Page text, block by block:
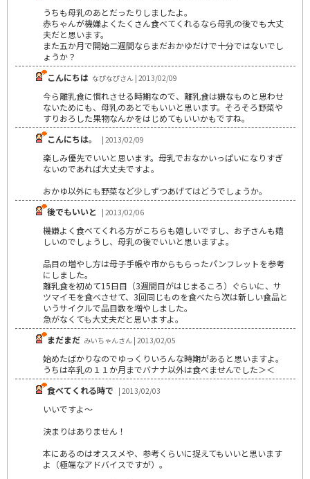
うちも母乳のあとだったりしましたよ。
赤ちゃんが機嫌よくたくさん食べてくれるなら母乳の後でも大丈
夫だと思います。
また五か月で開始二週間ならまだおかゆだけで十分ではないでし
ょうか？
こんにちは なぴなぴさん | 2013/02/09
今ら離乳食に慣れさせる時期なので、離乳食は嫌なものと思わせ
ないためにも、母乳のあとでもいいと思います。そろそろ野菜や
すりおろした果物なんかをはじめてもいいかもですね。
こんにちは。
| 2013/02/09
楽しみ優先でいいと思います。母乳でおなかいっぱいになりすぎ
ないのであれば大丈夫ですよ。
おかゆ以外にも野菜など少しずつあげてはどうでしょうか。
後でもいいと
| 2013/02/06
機嫌よく食べてくれる方がこちらも嬉しいですし、お子さんも嬉
しいのでしょうし、母乳の後でいいと思いますよ。
品目の増やし方は母子手帳や市からもらったパンフレットを参考
にしました。
離乳食を初めて15日目（3週間目がはじまるころ）ぐらいに、サ
ツマイモを食べさせて、3回同じものを食べたら次は新しい食品と
いうサイクルで品目数を増やしました。
急がなくても大丈夫だと思いますよ。
まだまだ みいちゃんさん | 2013/02/05
始めたばかりなのでゆっくりいろんな時期があると思いますよ。
うちは卒乳の１１か月までバナナ以外は食べませんでした＞＜
食べてくれる時で | 2013/02/03
いいですよ～
決まりはありません！
本にあるのはオススメや、参考くらいに捉えてもいいと思います
よ（極端なアドバイスですが）。